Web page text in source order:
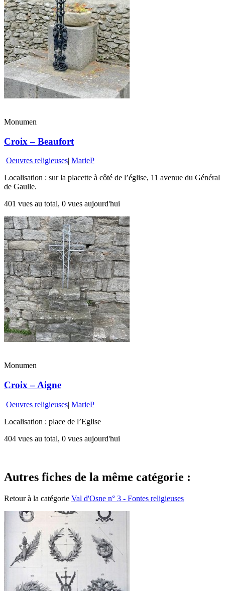
Monumen
Croix – Beaufort
Oeuvres religieuses MarieP
Localisation : sur la placette à côté de l’église, 11 avenue du Général
de Gaulle.
401 vues au total, 0 vues aujourd'hui
Monumen
Croix – Aigne
Oeuvres religieuses| MarieP
Localisation : place de l’Eglise
404 vues au total, 0 vues aujourd'hui
Autres fiches de la même catégorie :
Retour à la catégorie Val d'Osne n° 3 - Fontes religieuses